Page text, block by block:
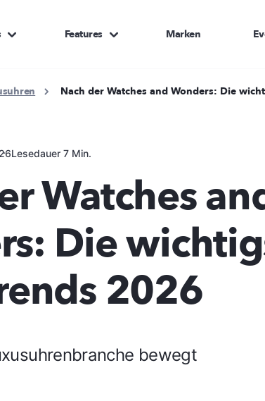
Features Marken
Nach der Watches and Wonders: Die
Lesedauer 7 Min.
Watches
Die
2026
bewegt